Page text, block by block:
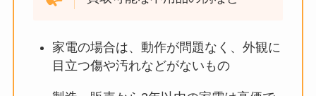
家電の場合は、動作が問題なく、外観に
目立つ傷や汚れなどがないもの